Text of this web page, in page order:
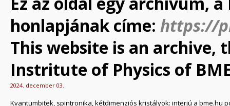
honlapjának címe: https://
This website is an archive,
Instritute of Physics of
2024. december 03.
Kvantumbitek, spintronika, kétdimenziós kristályok: interjú a bme.hu